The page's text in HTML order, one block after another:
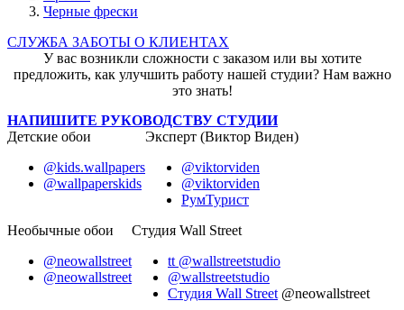
Черные фрески
СЛУЖБА ЗАБОТЫ О КЛИЕНТАХ
У вас возникли сложности с заказом или вы хотите
предложить, как улучшить работу нашей студии? Нам важно
это знать!
НАПИШИТЕ РУКОВОДСТВУ СТУДИИ
Детские обои
@kids.wallpapers
@wallpaperskids
Эксперт (Виктор Виден)
@viktorviden
@viktorviden
РумТурист
Необычные обои
@neowallstreet
@neowallstreet
Студия Wall Street
tt @wallstreetstudio
@wallstreetstudio
Студия Wall Street @neowallstreet